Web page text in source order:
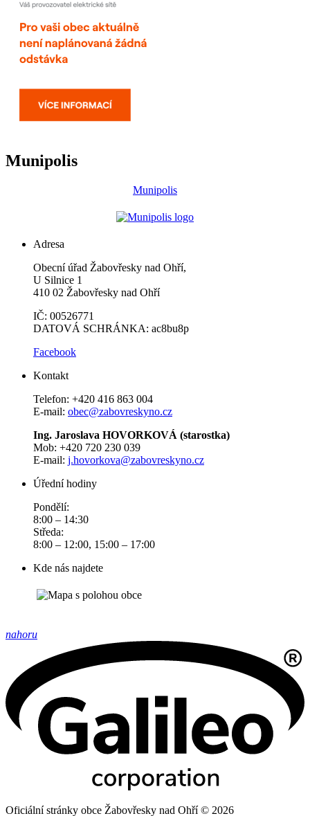
Munipolis
Munipolis
Adresa
Obecní úřad Žabovřesky nad Ohří,
U Silnice 1
410 02 Žabovřesky nad Ohří
IČ: 00526771
DATOVÁ SCHRÁNKA: ac8bu8p
Facebook
Kontakt
Telefon: +420 416 863 004
E-mail: obec@zabovreskyno.cz
Ing. Jaroslava HOVORKOVÁ (starostka)
Mob: +420 720 230 039
E-mail: j.hovorkova@zabovreskyno.cz
Úřední hodiny
Pondělí:
8:00 – 14:30
Středa:
8:00 – 12:00, 15:00 – 17:00
Kde nás najdete
nahoru
Oficiální stránky obce Žabovřesky nad Ohří © 2026